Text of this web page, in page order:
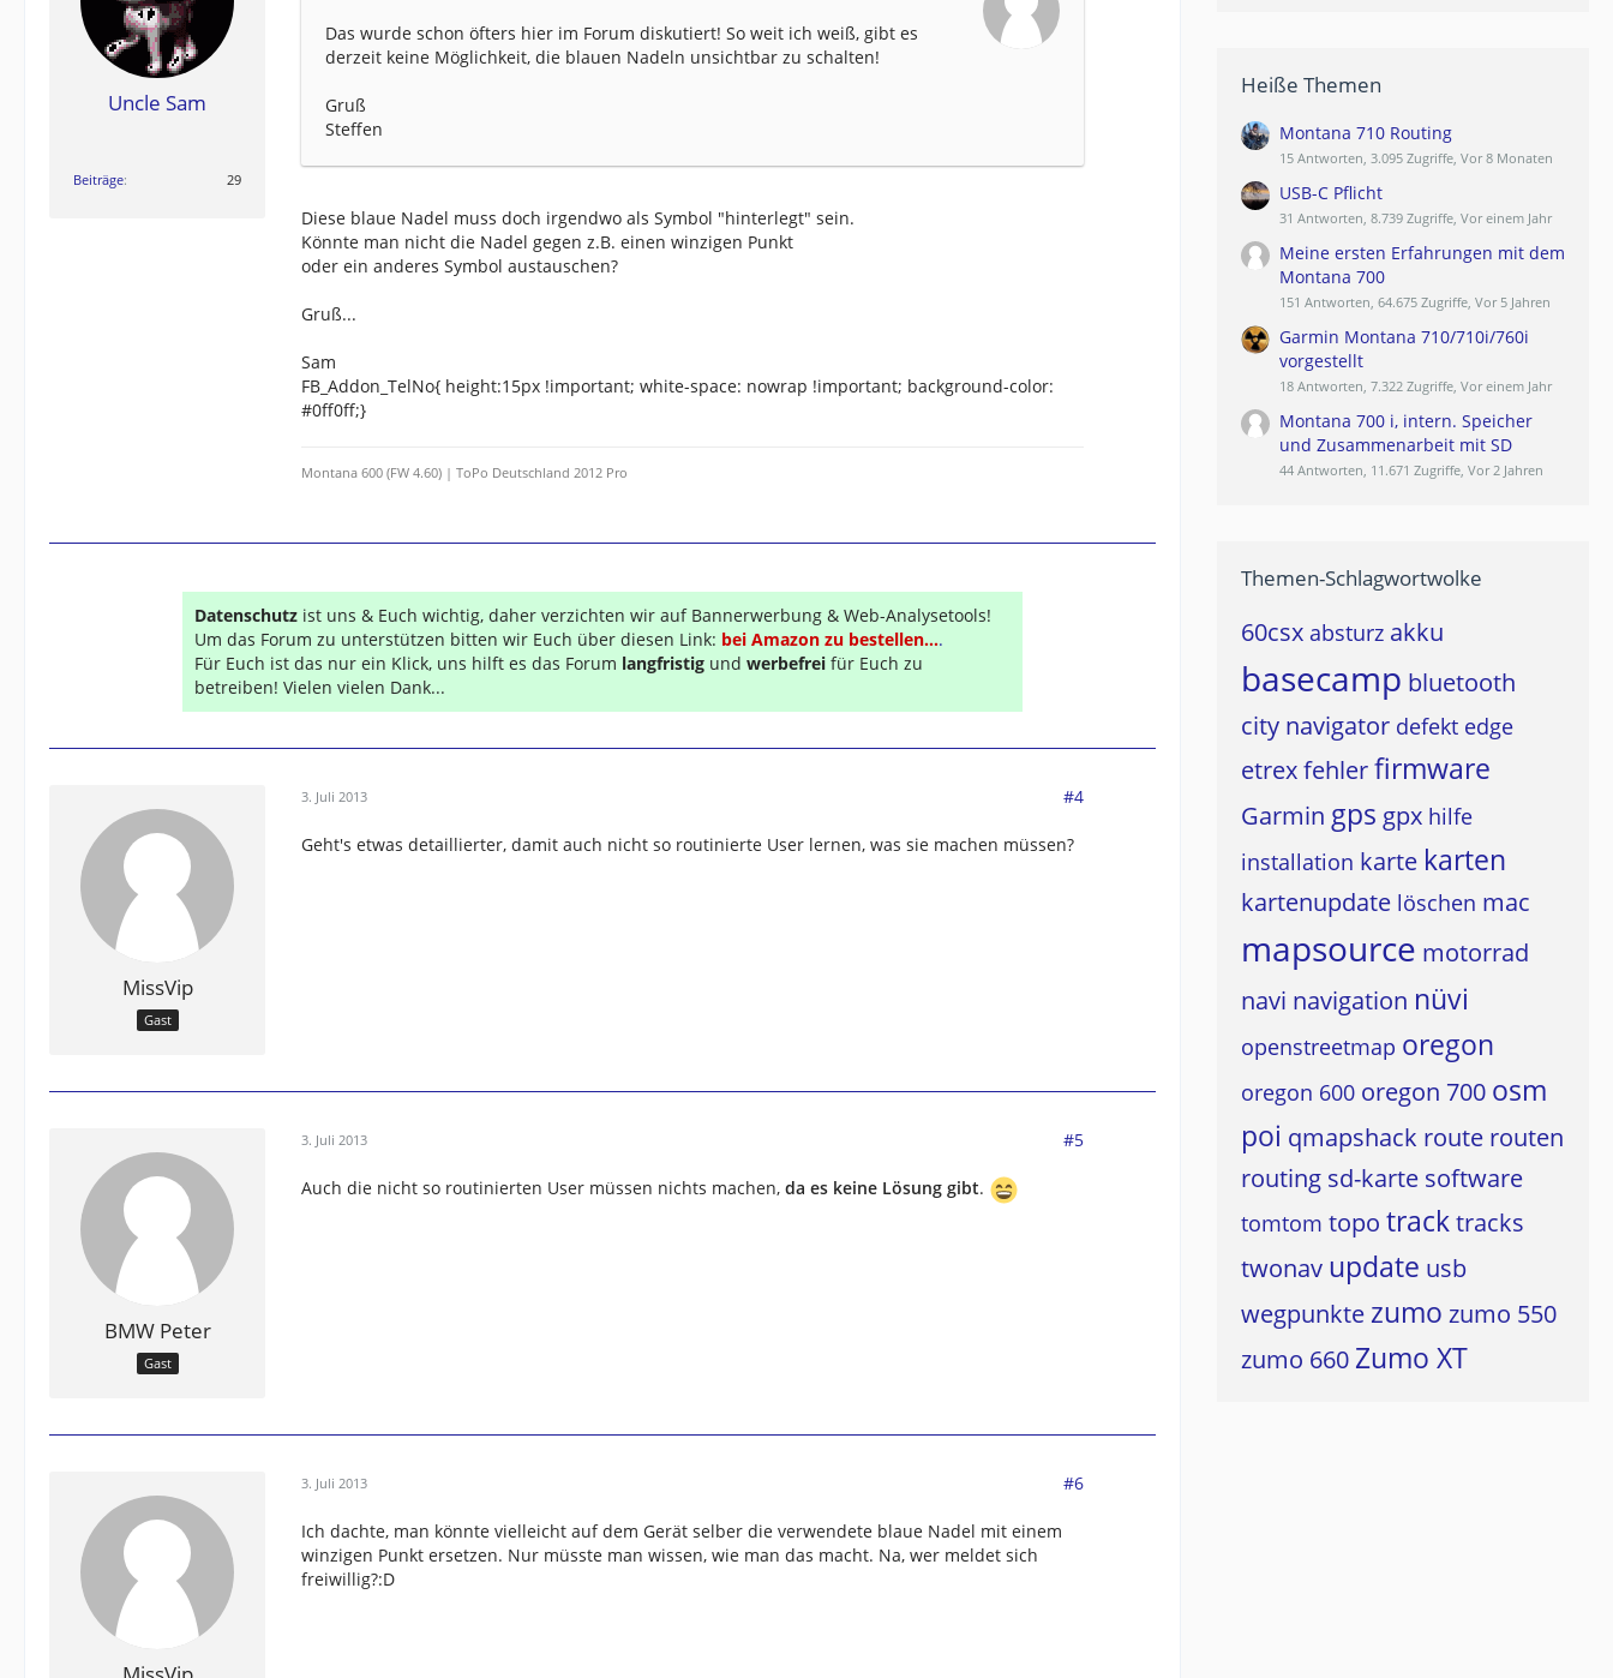
Uncle Sam
Beiträge 29
Das wurde schon öfters hier im Forum diskutiert! So weit ich weiß, gibt es
derzeit keine Möglichkeit, die blauen Nadeln unsichtbar zu schalten!
Gruß
Steffen
Diese blaue Nadel muss doch irgendwo als Symbol "hinterlegt" sein.
Könnte man nicht die Nadel gegen z.B. einen winzigen Punkt
oder ein anderes Symbol austauschen?
Gruß...
Sam
FB_Addon_TelNo{ height:15px !important; white-space: nowrap !important; background-color:
#0ff0ff;}
Montana 600 (FW 4.60) | ToPo Deutschland 2012 Pro
Datenschutz ist uns & Euch wichtig, daher verzichten wir auf Bannerwerbung & Web-Analysetools!
Um das Forum zu unterstützen bitten wir Euch über diesen Link: bei Amazon zu bestellen....
Für Euch ist das nur ein Klick, uns hilft es das Forum langfristig und werbefrei für Euch zu
betreiben! Vielen vielen Dank...
MissVip
Gast
3. Juli 2013 #4
Geht's etwas detaillierter, damit auch nicht so routinierte User lernen, was sie machen müssen?
BMW Peter
Gast
3. Juli 2013 #5
Auch die nicht so routinierten User müssen nichts machen, da es keine Lösung gibt.
3. Juli 2013 #6
Ich dachte, man könnte vielleicht auf dem Gerät selber die verwendete blaue Nadel mit einem
winzigen Punkt ersetzen. Nur müsste man wissen, wie man das macht. Na, wer meldet sich
freiwillig?:D
Heiße Themen
Montana 710 Routing
15 Antworten, 3.095 Zugriffe, Vor 8 Monaten
USB-C Pflicht
31 Antworten, 8.739 Zugriffe, Vor einem Jahr
Meine ersten Erfahrungen mit dem
Montana 700
151 Antworten, 64.675 Zugriffe, Vor 5 Jahren
Garmin Montana 710/710i/760i
vorgestellt
18 Antworten, 7.322 Zugriffe, Vor einem Jahr
Montana 700 i, intern. Speicher
und Zusammenarbeit mit SD
44 Antworten, 11.671 Zugriffe, Vor 2 Jahren
Themen-Schlagwortwolke
60csx absturz akku
basecamp bluetooth
city navigator defekt edge
etrexfehlerfirmware
Garmin gps gpx hilfe
installation karte karten
kartenupdate löschen mac
mapsource motorrad
navi navigation nüvi
openstreetmap oregon
oregon 600 oregon 700 osm
poi qmapshack route routen
routing sd-karte software
tomtom topo tracktracks
twonav update usb
wegpunkte zumo zumo 550
zumo 660 Zumo XT